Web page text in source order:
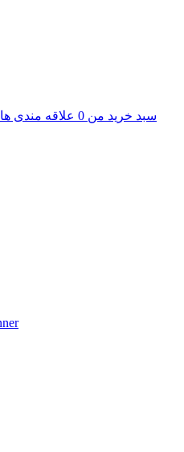
سبد خرید من 0 علاقه مندی ها